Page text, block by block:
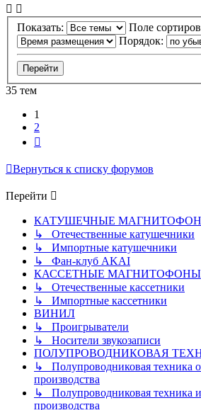
Показать:
Поле
Порядок:
35 тем
1
2
Вернуться к списку форумов
Перейти
КАТУШЕЧНЫЕ
↳ Отечественные катушечники
↳ Импортные катушечники
↳ Фан-клуб AKAI
КАССЕТНЫЕ МАГНИТОФОНЫ
↳ Отечественные кассетники
↳ Импортные кассетники
ВИНИЛ
↳ Проигрыватели
↳ Носители звукозаписи
ПОЛУПРОВОДНИКОВАЯ
↳ Полупроводниковая техника
производства
↳ Полупроводниковая техника
производства